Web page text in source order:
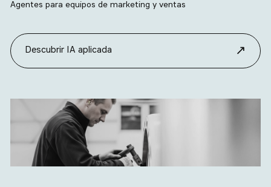
Agentes para equipos de marketing y ventas
Descubrir IA aplicada ↗